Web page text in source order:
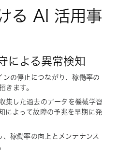
る AI 活用事
による異常検知
の停止につながり、稼働率の
きます。
集した過去のデータを機械学習
によって故障の予兆を早期に発
稼働率の向上とメンテナンス